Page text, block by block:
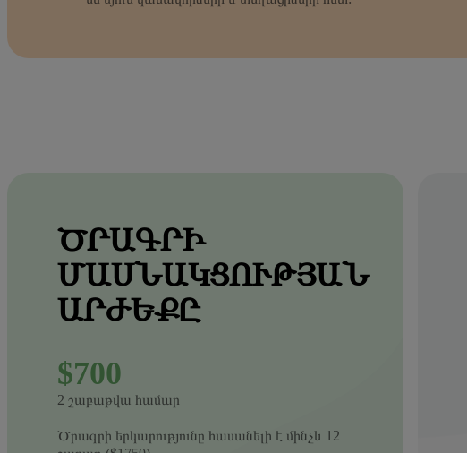
ԾՐԱԳՐԻ
ՄԱՍՆԱԿՑՈՒԹՅԱՆ
ԱՐԺԵՔԸ
$700
2 շաբաթվա համար
Ծրագրի երկարությունը հասանելի է մինչև 12